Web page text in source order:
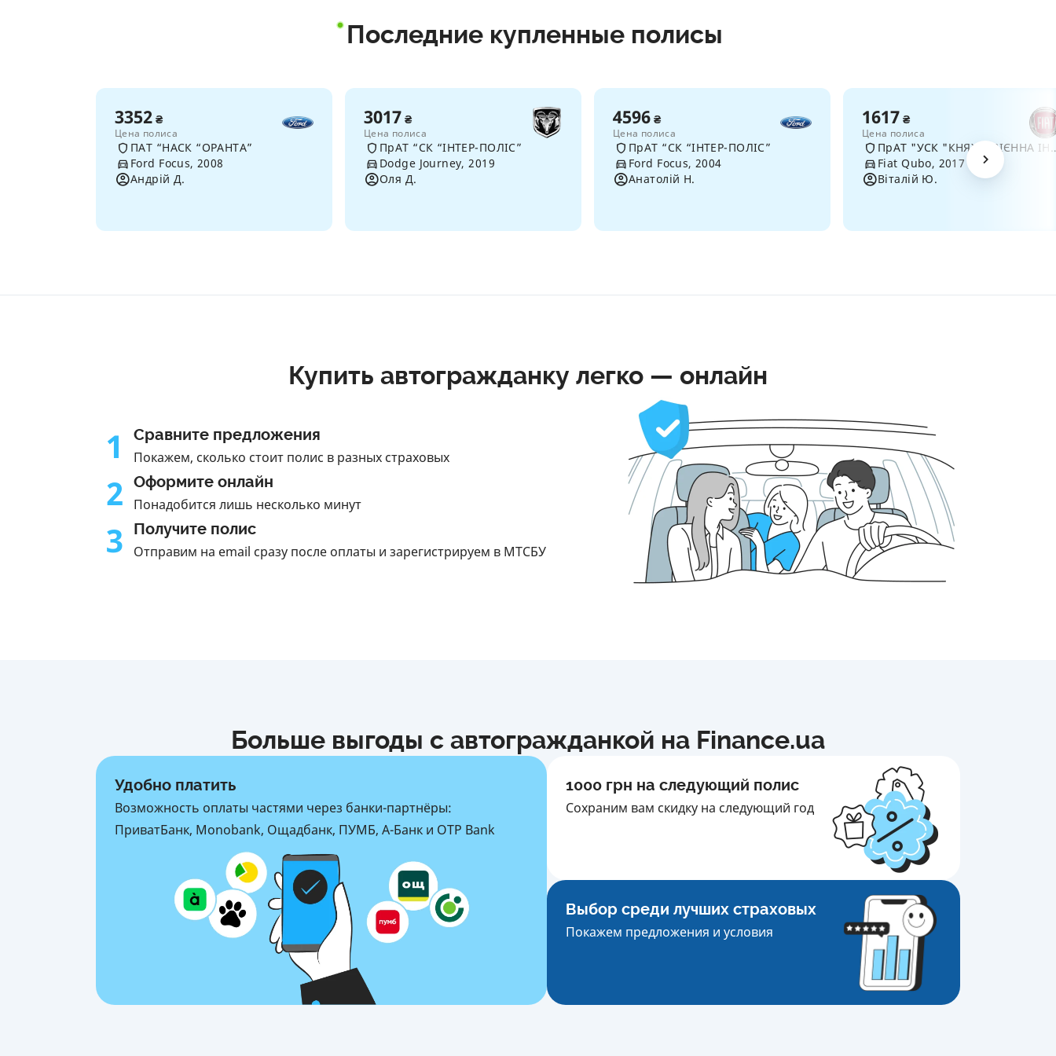
Последние купленные полисы
3352 ₴
Цена полиса
ПАТ “НАСК “ОРАНТА”
Ford Focus, 2008
Андрій Д.
3017 ₴
Цена полиса
ПрАТ “СК “ІНТЕР-ПОЛІС”
Dodge Journey, 2019
Оля Д.
4596 ₴
Цена полиса
ПрАТ “СК “ІНТЕР-ПОЛІС”
Ford Focus, 2004
Анатолій Н.
1617 ₴
Цена полиса
ПрАТ "УСК
Fiat Qubo, 2017
Віталій Ю.
Купить автогражданку легко — онлайн
1 Сравните предложения
Покажем, сколько стоит полис в разных страховых
2 Оформите онлайн
Понадобится лишь несколько минут
3 Получите полис
Отправим на email сразу после оплаты и зарегистрируем в МТСБУ
Больше выгоды с автогражданкой на Finance.ua
Удобно платить
Возможность оплаты частями через банки-партнёры:
ПриватБанк, Monobank, Ощадбанк, ПУМБ, А-Банк и OTP Bank
1000 грн на следующий полис
Сохраним вам скидку на следующий год
Выбор среди лучших страховых
Покажем предложения и условия